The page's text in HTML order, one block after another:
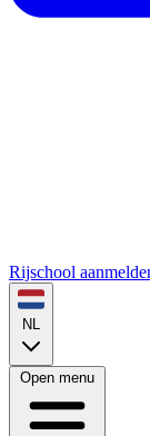
Rijschool
NL
Open menu